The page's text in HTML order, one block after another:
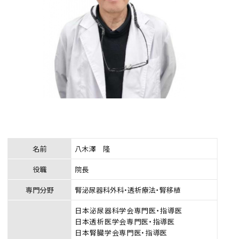
名前 八木澤 隆
役職 院長
専門分野 腎泌尿器科外科・透析療法・腎移植
日本泌尿器科学会専門医・指導医
日本透析医学会専門医・指導医
日本腎臓学会専門医・指導医